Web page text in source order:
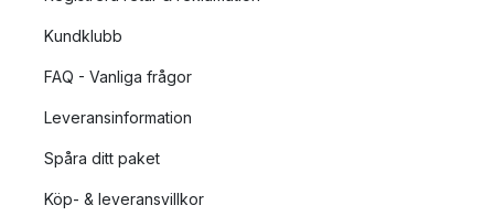
Kundklubb
FAQ - Vanliga frågor
Leveransinformation
Spåra ditt paket
Köp- & leveransvillkor